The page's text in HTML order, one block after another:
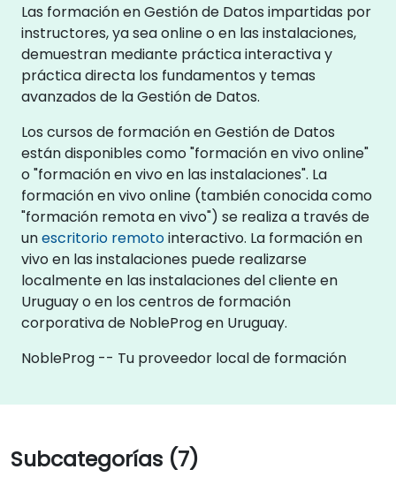
Las formación en Gestión de Datos impartidas por
instructores, ya sea online o en las instalaciones,
demuestran mediante práctica interactiva y
práctica directa los fundamentos y temas
avanzados de la Gestión de Datos.
Los cursos de formación en Gestión de Datos
están disponibles como "formación en vivo online"
o "formación en vivo en las instalaciones". La
formación en vivo online (también conocida como
"formación remota en vivo") se realiza a través de
unescritorio remotointeractivo. La formación en
vivo en las instalaciones puede realizarse
localmente en las instalaciones del cliente en
Uruguay o en los centros de formación
corporativa de NobleProg en Uruguay.
NobleProg -- Tu proveedor local de formación
Subcategorías (7)